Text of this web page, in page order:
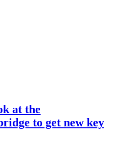
at the
to get new key